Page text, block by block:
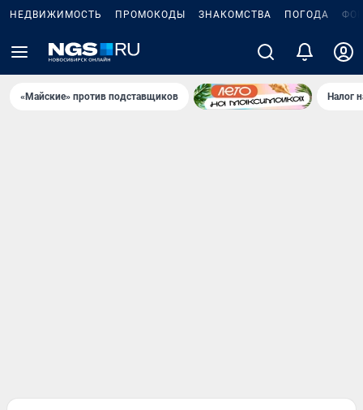
НЕДВИЖИМОСТЬ ПРОМОКОДЫ ЗНАКОМСТВА ПОГОДА
«Майские» против подставщиков Налог